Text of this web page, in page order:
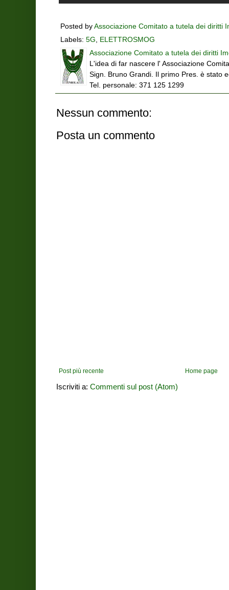
Posted by Associazione Comitato a tutela dei diritti
Labels: 5G, ELETTROSMOG
Associazione Comitato a tutela dei diritti
L'idea di far nascere l' Associazione
Sign. Bruno Grandi. Il primo Pres. è stato
Tel. personale: 371 125 1299
Nessun commento:
Posta un commento
Post più recente Home page
Iscriviti a: Commenti sul post (Atom)